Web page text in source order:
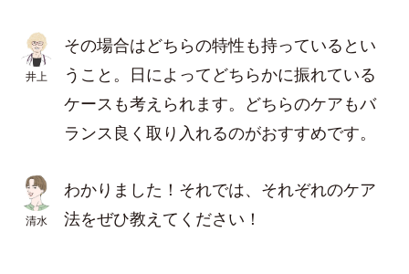
井上
その場合はどちらの特性も持っているとい
うこと。日によってどちらかに振れている
ケースも考えられます。どちらのケアもバ
ランス良く取り入れるのがおすすめです。
清水
わかりました！それでは、それぞれのケア
法をぜひ教えてください！